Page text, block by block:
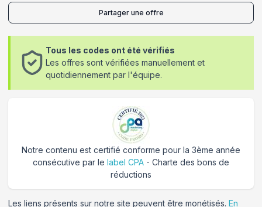
Partager une offre
Tous les codes ont été vérifiés
Les offres sont vérifiées manuellement et
quotidiennement par l'équipe.
Notre contenu est certifié conforme pour la 3ème année
consécutive par le label CPA - Charte des bons de
réductions
Les liens présents sur notre site peuvent être monétisés. En